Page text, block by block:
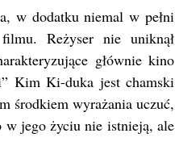
w dodatku niemal w pełni
Reżyser nie uniknął
głównie kino
Kim Ki-duka jest chamski
środkiem wyrażania uczuć,
w jego życiu nie istnieją, ale